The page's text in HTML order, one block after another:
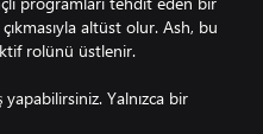
altüst olur. Ash, bu
rolünü üstlenir.
yapabilirsiniz. Yalnızca bir